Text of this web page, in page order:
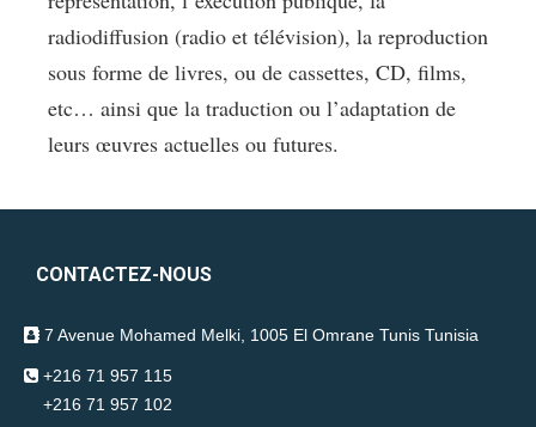
radiodiffusion (radio et télévision), la reproduction
sous forme de livres, ou de cassettes, CD, films,
etc… ainsi que la traduction ou l’adaptation de
leurs œuvres actuelles ou futures.
CONTACTEZ-NOUS
7 Avenue Mohamed Melki, 1005 El Omrane Tunis Tunisia
+216 71 957 115
+216 71 957 102